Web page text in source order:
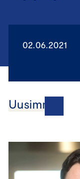
02.06.2021
Uusimmat